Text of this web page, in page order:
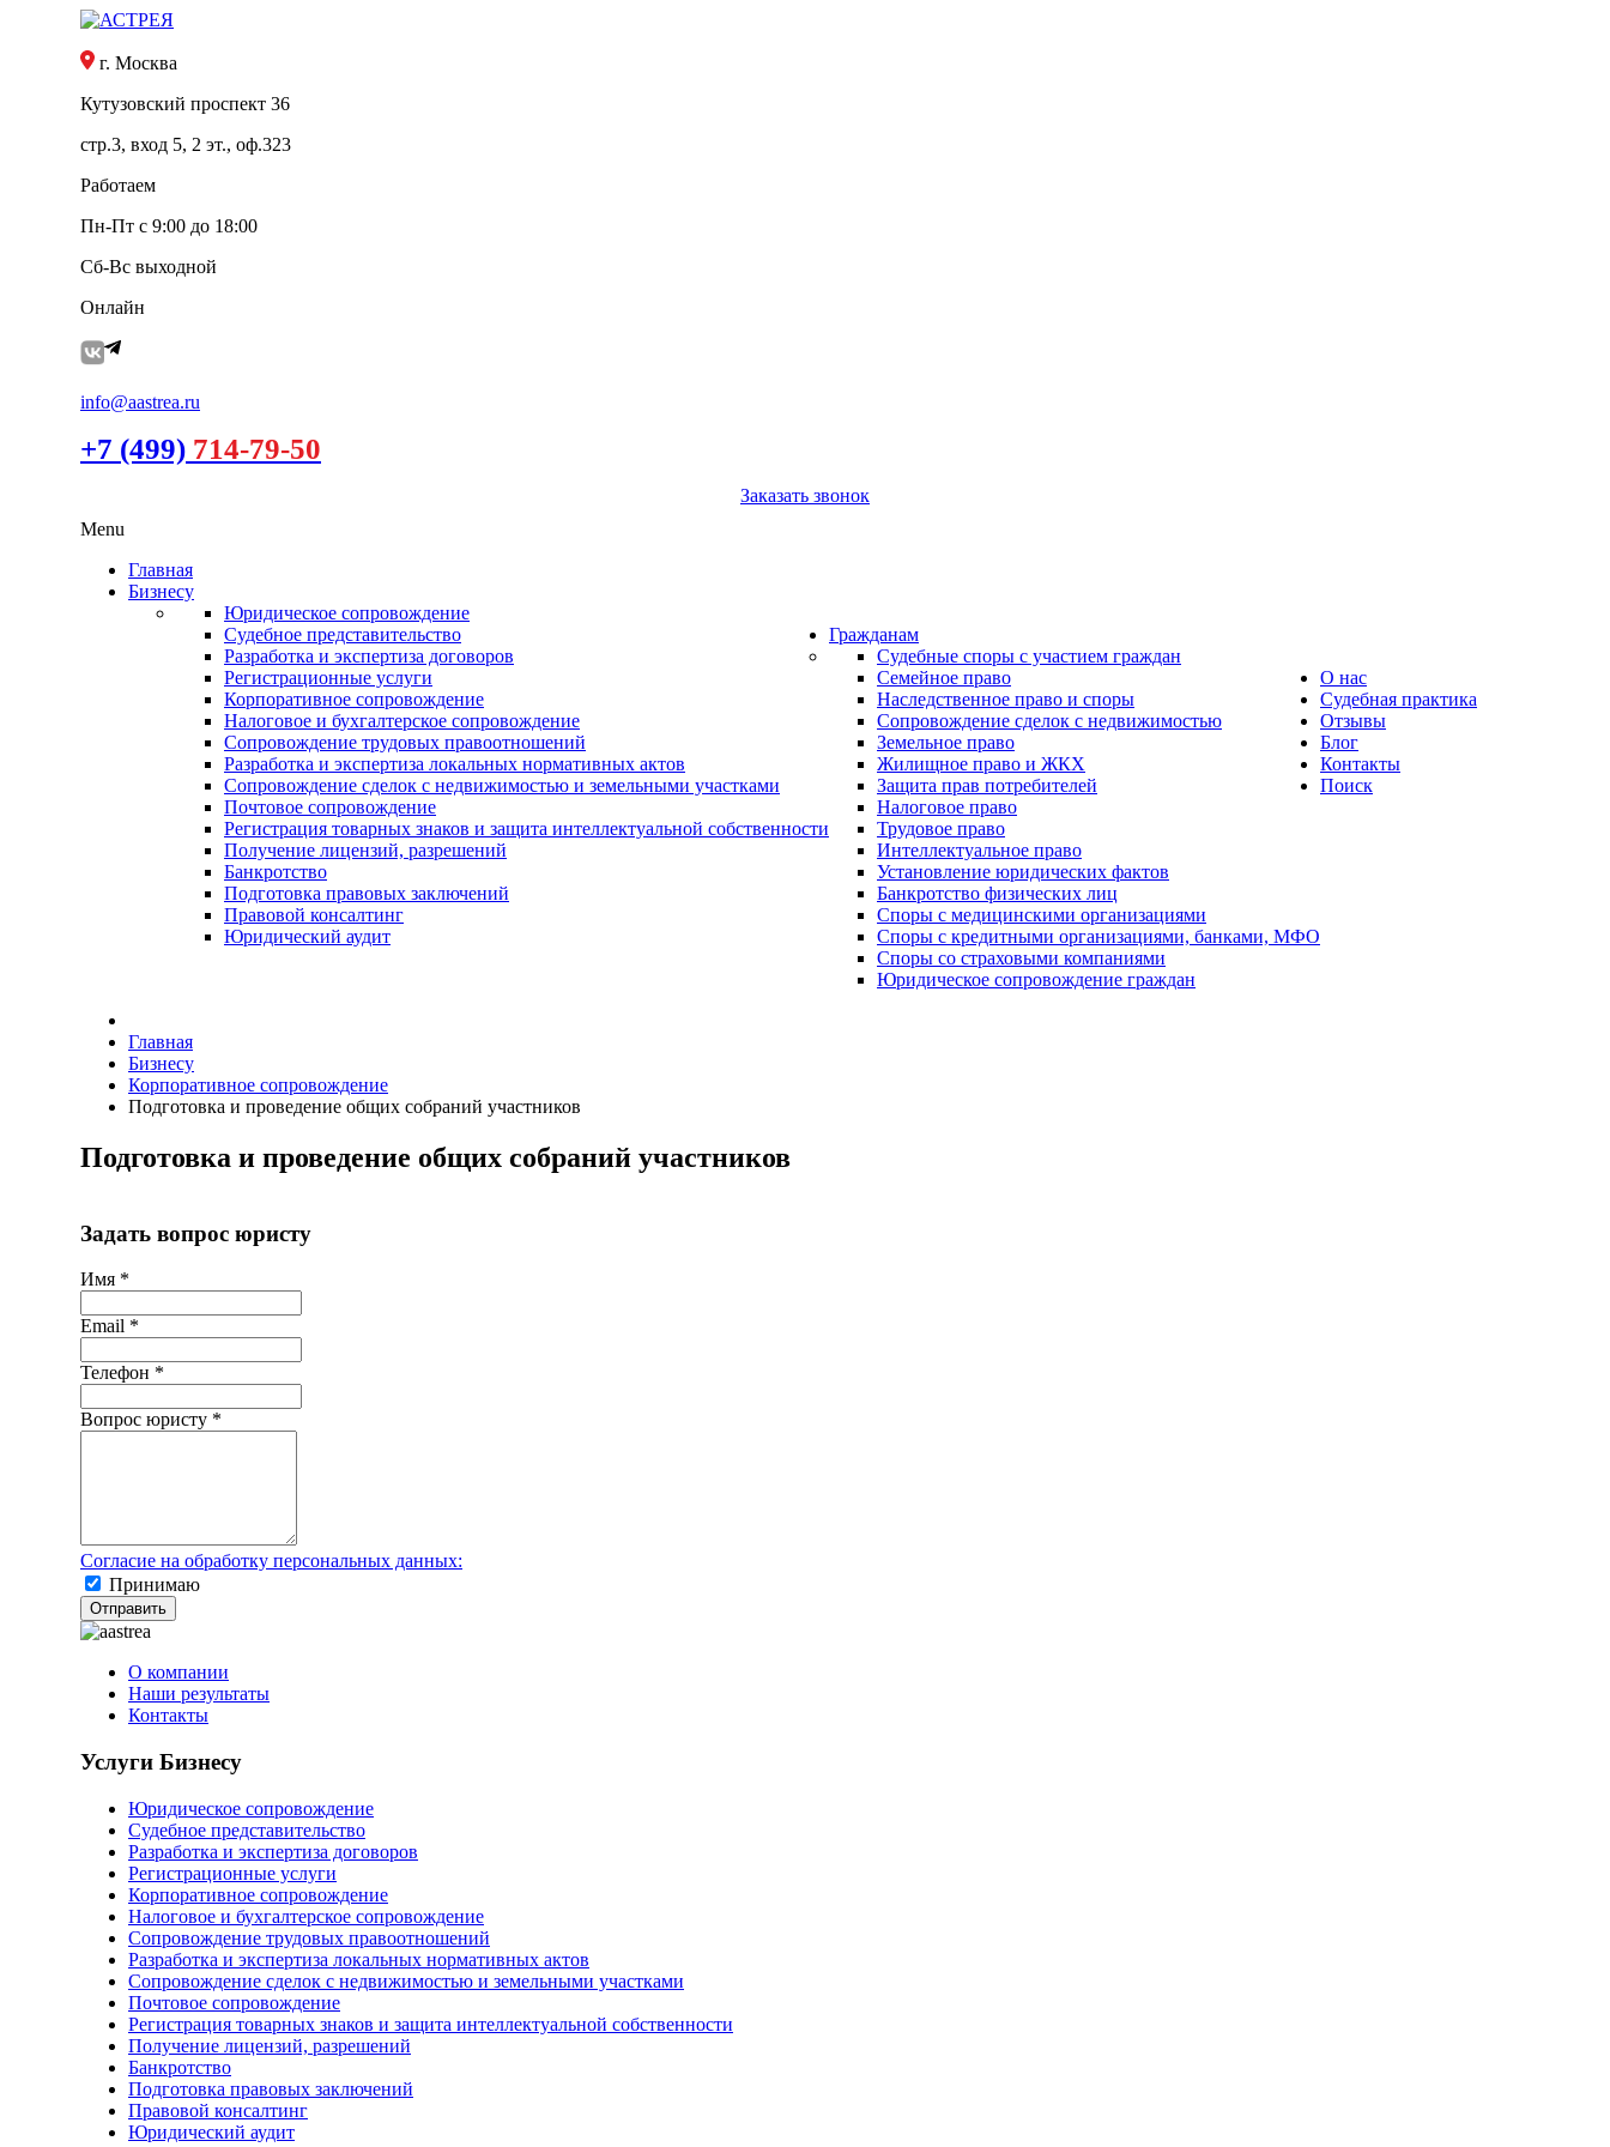
г. Москва
Кутузовский проспект 36
стр.3, вход 5, 2 эт., оф.323
Работаем
Пн-Пт с 9:00 до 18:00
Сб-Вс выходной
Онлайн
info@aastrea.ru
+7 (499) 714-79-50
Заказать звонок
Menu
Главная
Бизнесу
Юридическое сопровождение
Судебное представительство
Разработка и экспертиза договоров
Регистрационные услуги
Корпоративное сопровождение
Налоговое и бухгалтерское сопровождение
Сопровождение трудовых правоотношений
Разработка и экспертиза локальных нормативных актов
Сопровождение сделок с недвижимостью и земельными участками
Почтовое сопровождение
Регистрация товарных знаков и защита интеллектуальной собственности
Получение лицензий, разрешений
Банкротство
Подготовка правовых заключений
Правовой консалтинг
Юридический аудит
Гражданам
Судебные споры с участием граждан
Семейное право
Наследственное право и споры
Сопровождение сделок с недвижимостью
Земельное право
Жилищное право и ЖКХ
Защита прав потребителей
Налоговое право
Трудовое право
Интеллектуальное право
Установление юридических фактов
Банкротство физических лиц
Споры с медицинскими организациями
Споры с кредитными организациями, банками, МФО
Споры со страховыми компаниями
Юридическое сопровождение граждан
О нас
Судебная практика
Отзывы
Блог
Контакты
Поиск
Главная
Бизнесу
Корпоративное сопровождение
Подготовка и проведение общих собраний участников
Подготовка и проведение общих собраний участников
Задать вопрос юристу
Имя *
Email *
Телефон *
Вопрос юристу *
Согласие на обработку персональных данных:
Принимаю
Отправить
О компании
Наши результаты
Контакты
Услуги Бизнесу
Юридическое сопровождение
Судебное представительство
Разработка и экспертиза договоров
Регистрационные услуги
Корпоративное сопровождение
Налоговое и бухгалтерское сопровождение
Сопровождение трудовых правоотношений
Разработка и экспертиза локальных нормативных актов
Сопровождение сделок с недвижимостью и земельными участками
Почтовое сопровождение
Регистрация товарных знаков и защита интеллектуальной собственности
Получение лицензий, разрешений
Банкротство
Подготовка правовых заключений
Правовой консалтинг
Юридический аудит